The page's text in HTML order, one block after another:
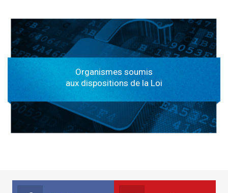
Organismes soumis
aux dispositions de la Loi